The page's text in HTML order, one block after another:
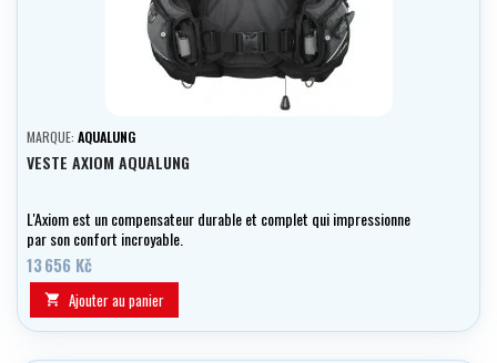
MARQUE: AQUALUNG
VESTE AXIOM AQUALUNG
L'Axiom est un compensateur durable et complet qui impressionne
par son confort incroyable.
13 656 Kč
 Ajouter au panier